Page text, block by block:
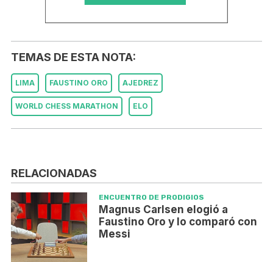
TEMAS DE ESTA NOTA:
LIMA FAUSTINO ORO AJEDREZ
WORLD CHESS MARATHON ELO
RELACIONADAS
ENCUENTRO DE PRODIGIOS
Magnus Carlsen elogió a
Faustino Oro y lo comparó con
Messi